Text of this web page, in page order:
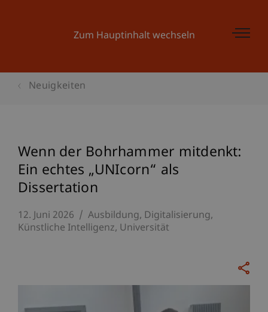
Zum Hauptinhalt wechseln
Neuigkeiten
Wenn der Bohrhammer mitdenkt:
Ein echtes „UNIcorn“ als
Dissertation
12. Juni 2026 Ausbildung Digitalisierung
Künstliche Intelligenz Universität